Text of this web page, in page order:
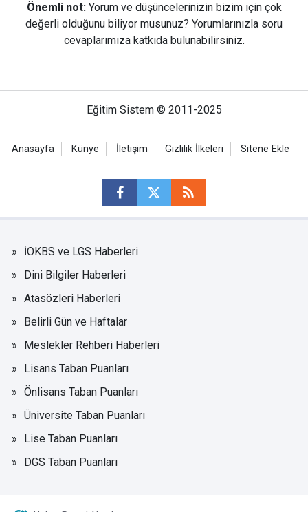
Önemli not: Yorum ve düşüncelerinizin bizim için çok
değerli olduğunu biliyor musunuz? Yorumlarınızla soru
cevaplarımıza katkıda bulunabilirsiniz.
Eğitim Sistem © 2011-2025
Anasayfa Künye İletişim Gizlilik İlkeleri Sitene Ekle
İOKBS ve LGS Haberleri
Dini Bilgiler Haberleri
Atasözleri Haberleri
Belirli Gün ve Haftalar
Meslekler Rehberi Haberleri
Lisans Taban Puanları
Önlisans Taban Puanları
Üniversite Taban Puanları
Lise Taban Puanları
DGS Taban Puanları